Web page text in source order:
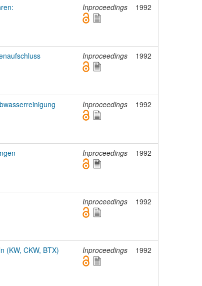
Inproceedings 1992
Inproceedings 1992
Inproceedings 1992
Inproceedings 1992
Inproceedings 1992
(KW, CKW, BTX) Inproceedings 1992